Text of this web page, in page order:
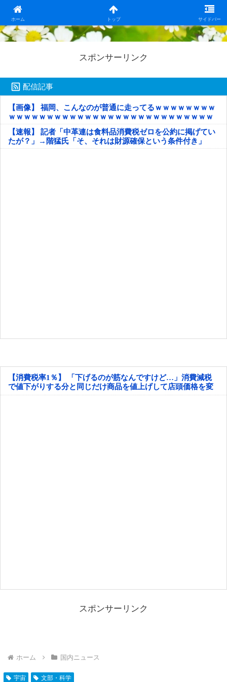
ホーム トップ サイドバー
日本第一！ニュース録
スポンサーリンク
配信記事
【画像】 福岡、こんなのが普通に走ってるｗｗｗｗｗｗｗｗ
ｗｗｗｗｗｗｗｗｗｗｗｗｗｗｗｗｗｗｗｗｗｗｗｗｗｗｗ
ｗｗｗｗｗ
【速報】 記者「中革連は食料品消費税ゼロを公約に掲げてい
たが？」→階猛氏「そ、それは財源確保という条件付き」
【消費税率1％】 「下げるのが筋なんですけど…」消費減税
で値下がりする分と同じだけ商品を値上げして店頭価格を変
えない店も
スポンサーリンク
ホーム 国内ニュース
宇宙 文部・科学